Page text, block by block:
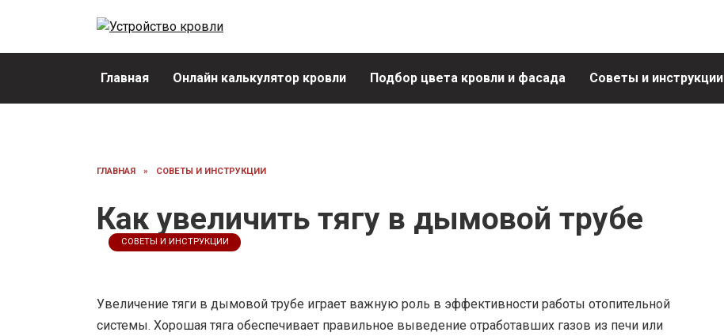
Главная Онлайн калькулятор кровли Подбор цвета кровли и фасада Советы и инструкции
ГЛАВНАЯ » СОВЕТЫ И ИНСТРУКЦИИ
Как увеличить тягу в дымовой трубе
СОВЕТЫ И ИНСТРУКЦИИ
Увеличение тяги в дымовой трубе играет важную роль в эффективности работы отопительной
системы. Хорошая тяга обеспечивает правильное выведение отработавших газов из печи или